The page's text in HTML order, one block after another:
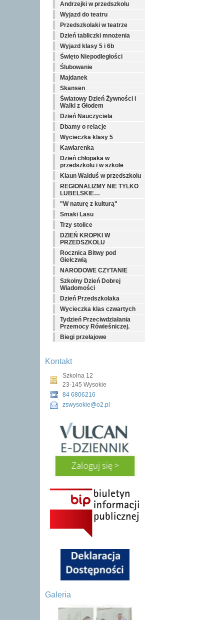
Andrzejki w przedszkolu
Wyjazd do teatru
Przedszkolaki w teatrze
Dzień tabliczki mnożenia
Wyjazd klasy 5 i 6b
Święto Niepodległości
Ślubowanie
Majdanek
Skansen
Światowy Dzień Żywności i
Walki z Głodem
Dzień Nauczyciela
Dbamy o relacje
Wycieczka klasy 5
Kawiarenka
Dzień chłopaka w
przedszkolu i w szkole
Klaun Walduś w przedszkolu
REGIONALIZMY NIE TYLKO
LUBELSKIE…
"W naturę z kulturą"
Smaki Lasu
Trzy stolice
DZIEŃ KROPKI W
PRZEDSZKOLU
Rocznica Bitwy pod
Giełczwią
NARODOWE CZYTANIE
Szkolny Dzień Dobrej
Wiadomości
Dzień Przedszkolaka
Wycieczka klas czwartych
Tydzień Przeciwdziałania
Przemocy Rówieśniczej.
Biegi przełajowe
Kontakt
Szkolna 12
23-145 Wysokie
84 6806216
zswysokie@o2.pl
Galeria